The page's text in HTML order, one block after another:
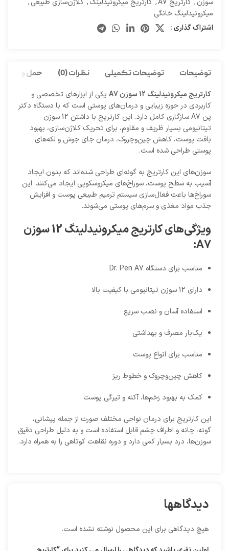
سوزن, کارتریج A7 , کارتریج میکرونیدلینگ, کلاژن‌سازی طبیعی,
میکرونیدلینگ خانگی
اشتراک گذاری :
توضیحات توضیحات تکمیلی نظرات (0) حمل و نقل
کارتریج میکرونیدلینگ 12 سوزن A7
یکی از ابزارهای تخصصی و
کاربردی در حوزه زیبایی و درمان‌های پوستی است که با دستگاه دکتر
پن A7 سازگاری کامل دارد. این کارتریج با داشتن 12 سوزن
تیتانیومی بسیار ظریف و مقاوم، برای تحریک کلاژن‌سازی، بهبود
بافت پوست، کاهش چین‌وچروک، درمان جای جوش و لکه‌های
پوستی طراحی شده است.
سوزن‌های این کارتریج به گونه‌ای طراحی شده‌اند که بدون ایجاد
آسیب به سطح پوست، سوراخ‌های میکروسکوپی ایجاد می‌کنند. این
سوراخ‌ها باعث فعال‌سازی سیستم ترمیم طبیعی پوست و افزایش
جذب مواد مغذی و سرم‌های پوستی می‌شوند.
ویژگی‌های کارتریج میکرونیدلینگ 12 سوزن
A7:
مناسب برای دستگاه Dr. Pen A7
دارای 12 سوزن تیتانیومی با کیفیت بالا
استفاده آسان و نصب سریع
یک‌بار مصرف و بهداشتی
مناسب برای انواع پوست
کاهش چین‌وچروک و خطوط ریز
کمک به بهبود زخم‌ها، آکنه و تیرگی پوست
این کارتریج برای درمان نواحی مختلف صورت از جمله پیشانی،
گونه، چانه و اطراف چشم قابل استفاده است و به دلیل طراحی دقیق
سوزن‌ها، درد بسیار کمی دارد و دوره نقاهت کوتاهی را به همراه دارد.
دیدگاهها
هیچ دیدگاهی برای این محصول نوشته نشده است.